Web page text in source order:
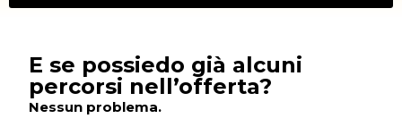
E se possiedo già alcuni
percorsi nell’offerta?
Nessun problema.